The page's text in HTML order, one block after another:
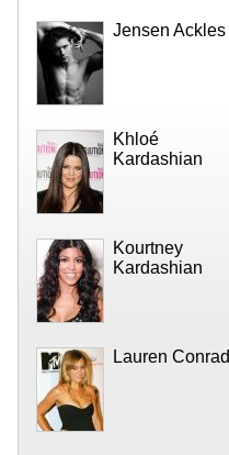
Jensen Ackles
Khloé
Kardashian
Kourtney
Kardashian
Lauren Conrad